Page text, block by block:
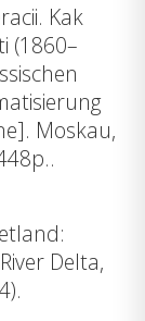
Kak
(1860–
Moskau,
Delta,